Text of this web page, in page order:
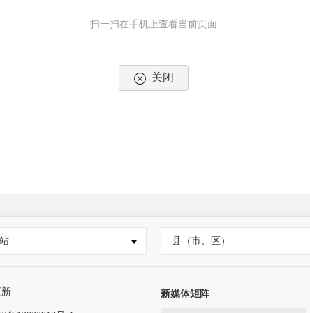
扫一扫在手机上查看当前页面
关闭
县（市、区）
新媒体矩阵